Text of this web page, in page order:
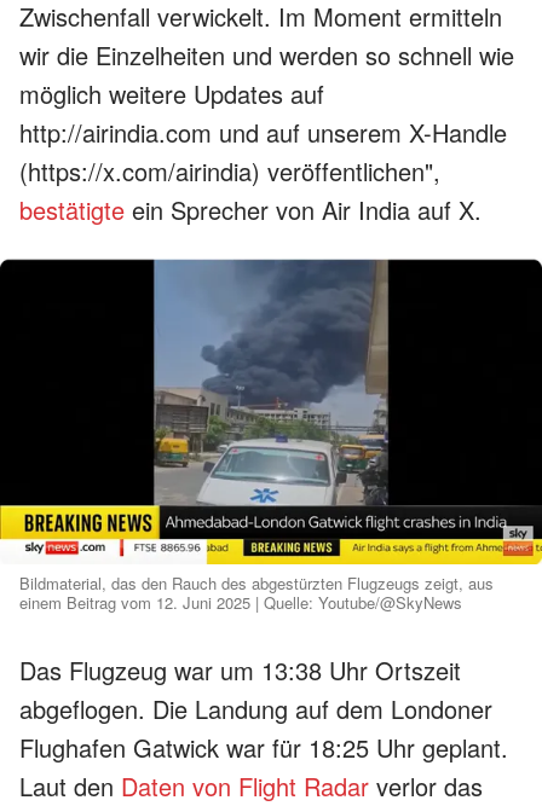
Zwischenfall verwickelt. Im Moment ermitteln
wir die Einzelheiten und werden so schnell wie
möglich weitere Updates auf
http://airindia.com und auf unserem X-Handle
(https://x.com/airindia) veröffentlichen",
bestätigte ein Sprecher von Air India auf X.
Bildmaterial, das den Rauch des abgestürzten Flugzeugs zeigt, aus
einem Beitrag vom 12. Juni 2025 | Quelle: Youtube/@SkyNews
Das Flugzeug war um 13:38 Uhr Ortszeit
abgeflogen. Die Landung auf dem Londoner
Flughafen Gatwick war für 18:25 Uhr geplant.
Laut den Daten von Flight Radar verlor das